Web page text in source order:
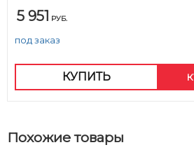
5 951 РУБ.
под заказ
КУПИТЬ
Похожие товары